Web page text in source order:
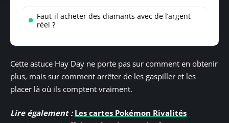
Faut-il acheter des diamants avec de l’argent
réel ?
Cette astuce Hay Day ne porte pas sur comment en obtenir
plus, mais sur comment arrêter de les gaspiller et les
placer là où ils comptent vraiment.
Lire également : Les cartes Pokémon Rivalités